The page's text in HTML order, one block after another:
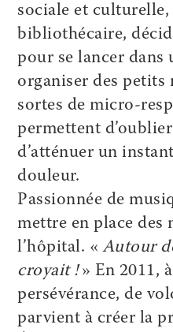
sociale et
bibliothécaire,
pour se lancer dans
organiser des petits
sortes de micro-
permettent
d’atténuer un
douleur.
Passionnée de
mettre en place des
l’hôpital. « Autour
croyait !» En 2011,
persévérance, de
parvient à créer la